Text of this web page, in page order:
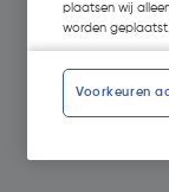
plaatsen wij
worden
Voorkeuren